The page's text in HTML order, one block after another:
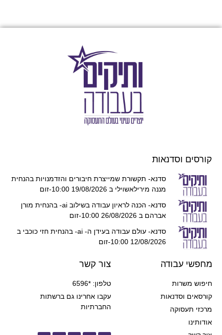
קורסים וסדנאות
סדנא- תקשורת שמייצרת חיבורים והזדמנויות בהנחית
מננה מירילאשוילי ב 19/08/2026 10:00-זום
סדנא- הכנה לראיון עבודה בשילוב ai- בהנחית מורן
אברהם ב 26/08/2026 10:00-זום
סדנא- עולם עבודה בעידן ה- ai- בהנחית חזי כוכבי ב
12/08/2026 10:00-זום
מחפשי עבודה
חיפוש משרות
קורסאים וסדנאות
מרכזי תעסוקה
אודותינו
צור קשר
טלפון: *6596
עקבו אחרינו גם ברשתות
החברתיות